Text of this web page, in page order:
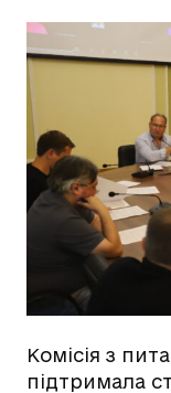
Комісія з
підтримала